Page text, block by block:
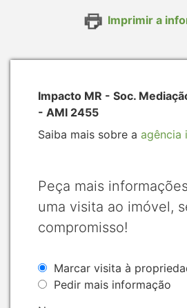
Imprimir a
Impacto MR - Soc.
- AMI 2455
Saiba mais sobre a agência
Peça mais
uma visita ao imóvel,
compromisso!
Marcar visita à
Pedir mais informação